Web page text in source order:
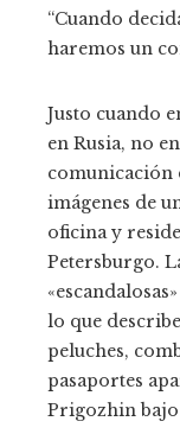
“Cuando
haremos un
Justo cuando
en Rusia, no
comunicación
imágenes de
oficina y
Petersburgo.
lo que
peluches,
pasaportes
Prigozhin